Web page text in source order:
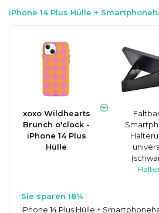
iPhone 14 Plus Hülle +
xoxo Wildhearts
Brunch o'clock -
iPhone 14 Plus
Hülle
Sie sparen 18%
iPhone 14 Plus Hülle +